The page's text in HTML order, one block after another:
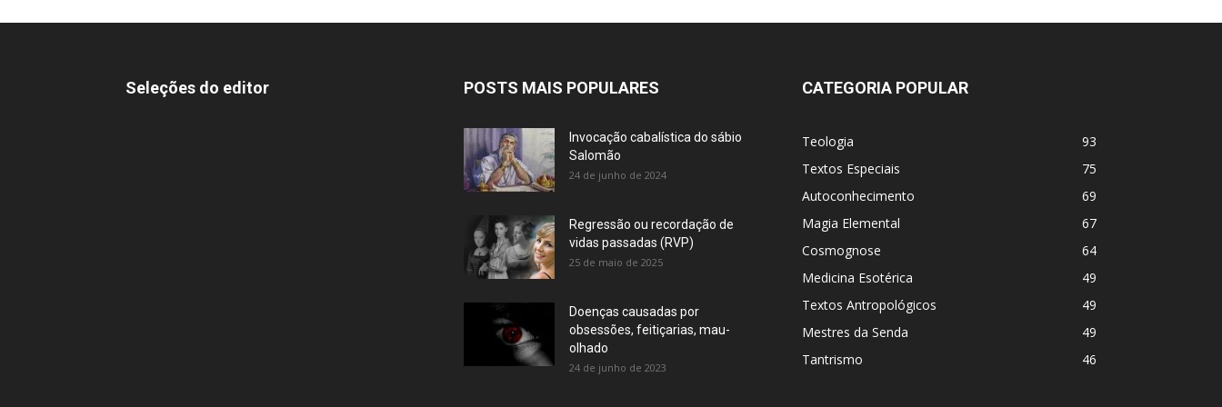
Seleções do editor POSTS MAIS POPULARES
Invocação cabalística do sábio
Salomão
24 de junho de 2024
Regressão ou recordação de
vidas passadas (RVP)
25 de maio de 2025
Doenças causadas por
obsessões, feitiçarias, mau-
olhado
24 de junho de 2023
CATEGORIA POPULAR
Teologia
93
Textos Especiais
75
Autoconhecimento
69
Magia Elemental
67
Cosmognose
64
Medicina Esotérica
49
Textos Antropológicos
49
Mestres da Senda
49
Tantrismo
46